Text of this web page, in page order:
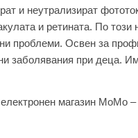
и неутрализират
и ретината. По този
проблеми. Освен за
заболявания при деца.
магазин МоМо –